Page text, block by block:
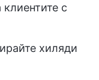
клиентите с
хиляди